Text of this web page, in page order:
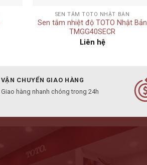
SEN TẮM TOTO NHẬT BẢN
Sen tắm nhiệt độ TOTO Nhật Bản
TMGG40SECR
Liên hệ
VẬN CHUYỂN GIAO HÀNG
Giao hàng nhanh chóng trong 24h